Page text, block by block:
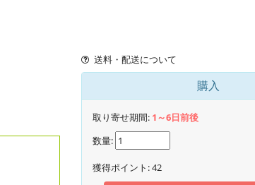
送料・配送について
購入
取り寄せ期間: 1～6日前後
数量:
獲得ポイント:42